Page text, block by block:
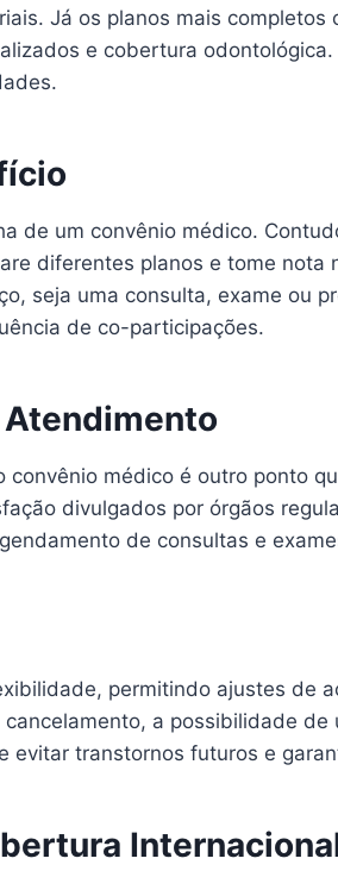
Já os planos mais
e cobertura
de um convênio médico.
diferentes planos e tome
seja uma consulta, exame ou
de co-participações.
médico é outro ponto
divulgados por órgãos
de consultas e
permitindo ajustes de
a possibilidade
transtornos futuros e